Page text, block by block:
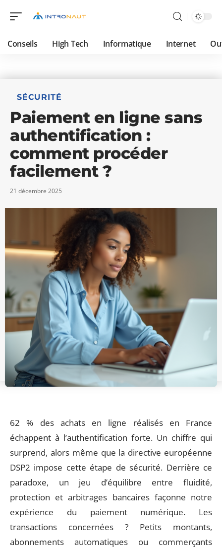
Conseils High Tech Informatique Internet
SÉCURITÉ
Paiement en ligne sans
authentification :
comment procéder
facilement ?
21 décembre 2025
62 % des achats en ligne réalisés en France
échappent à l’authentification forte. Un chiffre qui
surprend, alors même que la directive européenne
DSP2 impose cette étape de sécurité. Derrière ce
paradoxe, un jeu d’équilibre entre fluidité,
protection et arbitrages bancaires façonne notre
expérience du paiement numérique. Les
transactions concernées ? Petits montants,
abonnements automatiques ou commerçants